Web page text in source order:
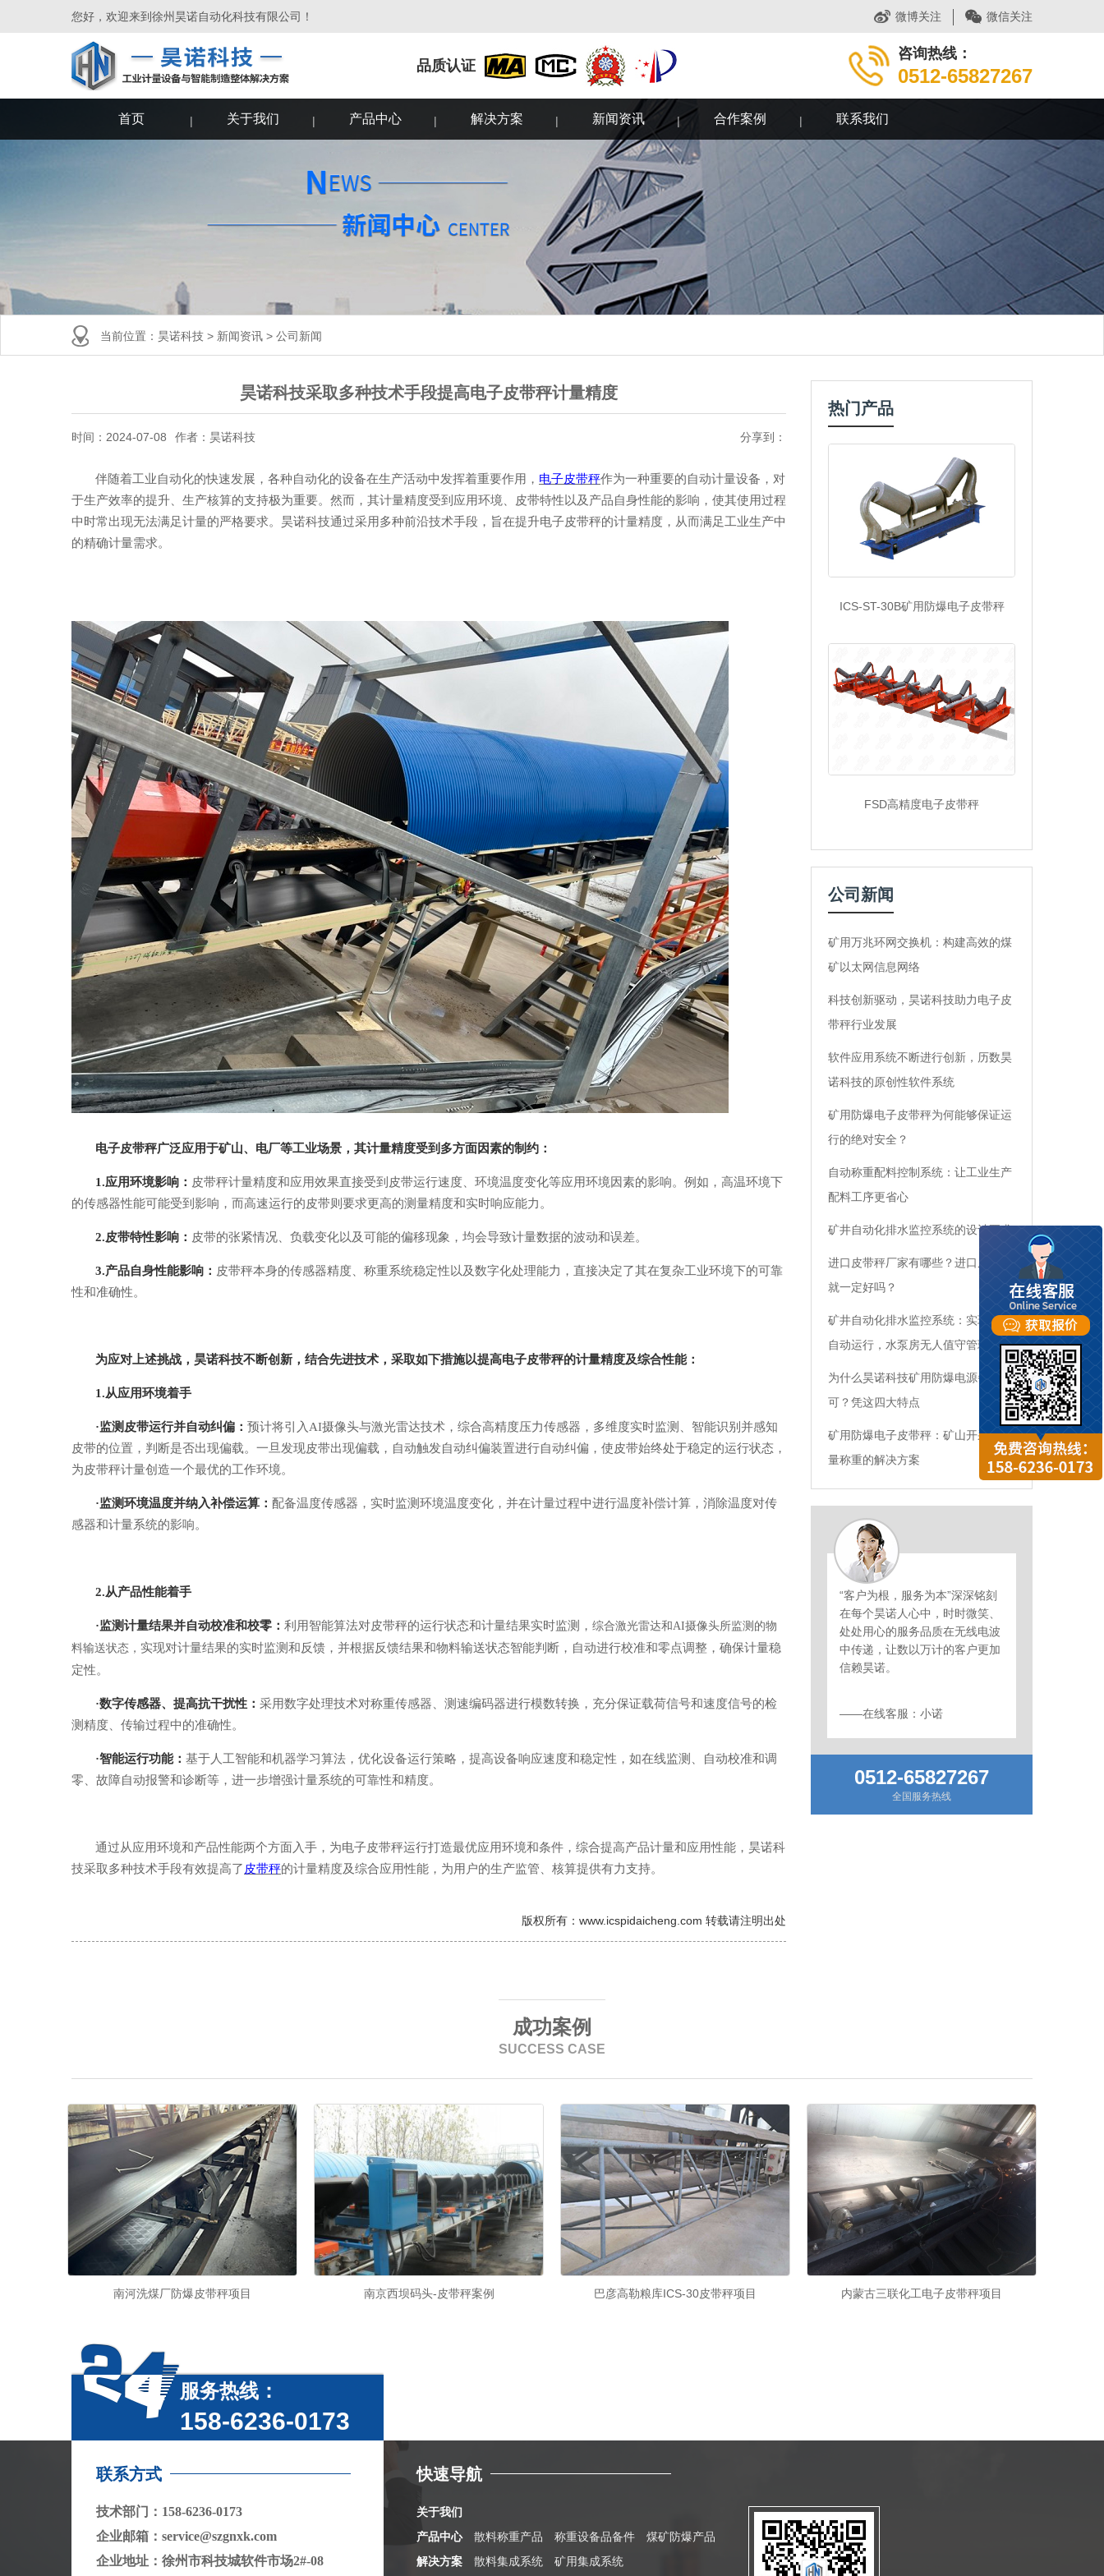
您好，欢迎来到徐州昊诺自动化科技有限公司！ 微博关注 微信关注
品质认证
咨询热线：
0512-65827267
首页 关于我们 产品中心 解决方案 新闻资讯 合作案例 联系我们
当前位置： 昊诺科技 > 新闻资讯 > 公司新闻
昊诺科技采取多种技术手段提高电子皮带秤计量精度
时间：2024-07-08 作者：昊诺科技 分享到：
伴随着工业自动化的快速发展， 各种自动化的设备在生产活动中发挥着重要作用， 电子皮带秤作为一种重要的自动计量设备，对
于生产效率的提升、生产核算的支持极为重要。然而，其计量精度受到应用环境、皮带特性以及产品自身性能的影响 ， 使其使用过程
中时常出现无法满足计量的严格要求。昊诺科技通过采用多种前沿技术手段，旨在提升电子皮带秤的计量精度，从而满足工业生产中
的精确计量需求。
电子皮带秤广泛应用于矿山、电厂等工业场景，其计量精度受到多方面因素的制约：
1.应用环境影响： 皮带秤计量精度和应用效果直接受到皮带运行速度、环境温度变化等应用环境因素的影响。例如，高温环境下
的传感器性能可能受到影响，而高速运行的皮带则要求更高的测量精度和实时响应能力。
2.皮带特性影响： 皮带的张紧情况、负载变化以及可能的偏移现象，均会导致计量数据的波动和误差。
3.产品自身性能影响： 皮带秤本身的传感器精度、称重系统稳定性以及数字化处理能力，直接决定了其在复杂工业环境下的可靠
性和准确性。
为应对上述挑战，昊诺科技不断创新，结合先进技术，采取如下措施以提高电子皮带秤的计量精度及综合性能：
1.从应用环境着手
·监测皮带运行并自动纠偏： 预计将引入 AI摄像头与激光雷达技术，综合高精度压力传感器，多维度实时监测、智能识别并感知
皮带的位置，判断是否出现偏载。一旦发现皮带出现偏载，自动触发自动纠偏装置进行自动纠偏， 使皮带始终处于稳定的运行状态，
为皮带秤计量创造一个最优的工作环境。
·监测环境温度并纳入补偿运算： 配备温度传感器，实时监测环境温度变化，并在计量过程中进行温度补偿计算，消除温度对传
感器和计量系统的影响。
2.从产品性能着手
·监测计量结果并自动校准和校零： 利用智能算法对皮带秤的运行状态和计量结果实时监测 ， 综合激光雷达和AI摄像头所监测的物
料输送状态， 实现对计量结果的实时监测和反馈， 并根据反馈结果和物料输送状态智能判断， 自动进行校准和零点调整，确保计量稳
定性。
·数字传感器、提高抗干扰性： 采用数字处理技术对称重传感器、测速编码器进行模数转换，充分保证载荷信号和速度信号的检
测精度、传输过程中的准确性。
·智能运行功能： 基于人工智能和机器学习算法，优化设备运行策略，提高设备响应速度和稳定性， 如在线监测、自动校准和调
零、故障自动报警和诊断等， 进一步增强计量系统的可靠性和精度。
通过从应用环境和产品性能两个方面入手，为电子皮带秤运行打造最优应用环境和条件，综合提高产品计量和应用性能，昊诺科
技采取多种技术手段有效提高了 皮带秤的计量精度及综合应用性能，为用户的生产监管、核算提供有力支持。
版权所有：www.icspidaicheng.com 转载请注明出处
热门产品
ICS-ST-30B矿用防爆电子皮带秤
FSD高精度电子皮带秤
公司新闻
矿用万兆环网交换机：构建高效的煤
矿以太网信息网络
科技创新驱动，昊诺科技助力电子皮
带秤行业发展
软件应用系统不断进行创新，历数昊
诺科技的原创性软件系统
矿用防爆电子皮带秤为何能够保证运
行的绝对安全？
自动称重配料控制系统：让工业生产
配料工序更省心
矿井自动化排水监控系统的设计要求
进口皮带秤厂家有哪些？进口皮带秤
就一定好吗？
矿井自动化排水监控系统：实现水泵
自动运行，水泵房无人值守管理
为什么昊诺科技矿用防爆电源备受认
可？凭这四大特点
矿用防爆电子皮带秤：矿山开采业计
量称重的解决方案
“客户为根，服务为本”深深铭刻
在每个昊诺人心中，时时微笑、
处处用心的服务品质在无线电波
中传递，让数以万计的客户更加
信赖昊诺。
——在线客服：小诺
0512-65827267
全国服务热线
成功案例
SUCCESS CASE
南河洗煤厂防爆皮带秤项目 南京西坝码头-皮带秤案例 巴彦高勒粮库ICS-30皮带秤项目 内蒙古三联化工电子皮带秤项目
服务热线：
158-6236-0173
联系方式
技术部门：158-6236-0173
企业邮箱：service@szgnxk.com
企业地址：徐州市科技城软件市场2#-08
快速导航
关于我们
产品中心
散料称重产品 称重设备品备件
煤矿防爆产品
解决方案
散料集成系统 矿用集成系统